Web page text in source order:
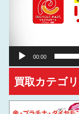
00:00
買取カテゴリ